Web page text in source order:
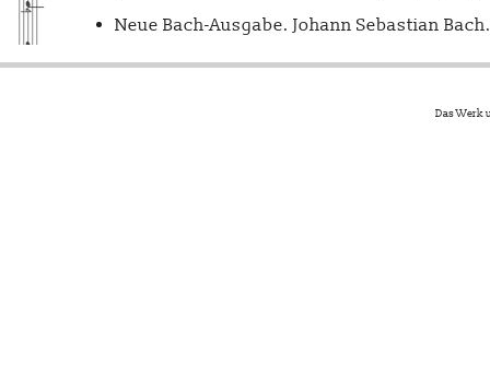
Neue Bach-Ausgabe. Johann Sebastian
Das Werk